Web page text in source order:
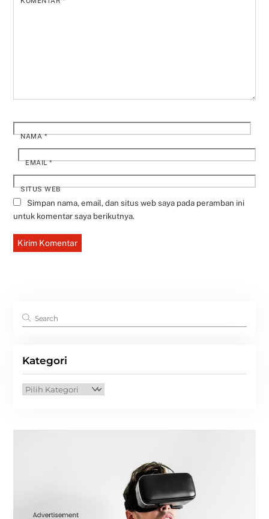
NAMA*
EMAIL*
SITUS WEB
Simpan nama, email, dan situs web saya pada peramban ini
untuk komentar saya berikutnya.
Kategori
Kategori